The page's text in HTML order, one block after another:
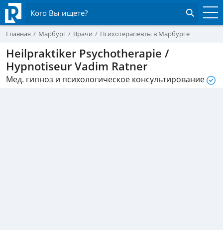
Кого Вы ищете?
Главная Марбург Врачи Психотерапевты в Марбурге
Heilpraktiker Psychotherapie /
Hypnotiseur Vadim Ratner
Мед. гипноз и психологическое консультирование